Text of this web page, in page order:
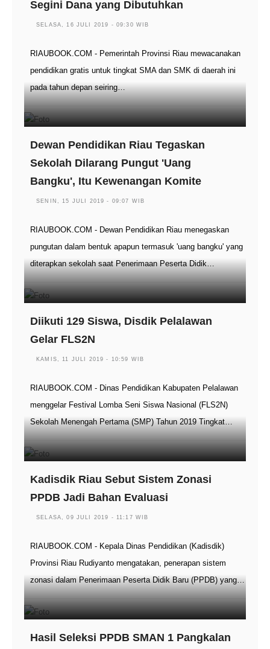
Segini Dana yang Dibutuhkan
SELASA, 16 JULI 2019 - 09:30 WIB
RIAUBOOK.COM - Pemerintah Provinsi Riau mewacanakan
pendidikan gratis untuk tingkat SMA dan SMK di daerah ini
pada tahun depan seiring…
Dewan Pendidikan Riau Tegaskan
Sekolah Dilarang Pungut 'Uang
Bangku', Itu Kewenangan Komite
SENIN, 15 JULI 2019 - 09:07 WIB
RIAUBOOK.COM - Dewan Pendidikan Riau menegaskan
pungutan dalam bentuk apapun termasuk 'uang bangku' yang
diterapkan sekolah saat Penerimaan Peserta Didik…
Diikuti 129 Siswa, Disdik Pelalawan
Gelar FLS2N
KAMIS, 11 JULI 2019 - 10:59 WIB
RIAUBOOK.COM - Dinas Pendidikan Kabupaten Pelalawan
menggelar Festival Lomba Seni Siswa Nasional (FLS2N)
Sekolah Menengah Pertama (SMP) Tahun 2019 Tingkat…
Kadisdik Riau Sebut Sistem Zonasi
PPDB Jadi Bahan Evaluasi
SELASA, 09 JULI 2019 - 11:17 WIB
RIAUBOOK.COM - Kepala Dinas Pendidikan (Kadisdik)
Provinsi Riau Rudiyanto mengatakan, penerapan sistem
zonasi dalam Penerimaan Peserta Didik Baru (PPDB) yang…
Hasil Seleksi PPDB SMAN 1 Pangkalan